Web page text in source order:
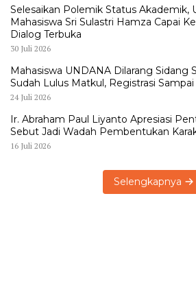
Selesaikan Polemik Status Akademik,
Mahasiswa Sri Sulastri Hamza Capai
Dialog Terbuka
30 Juli 2026
Mahasiswa UNDANA Dilarang Sidang
Sudah Lulus Matkul, Registrasi
24 Juli 2026
Ir. Abraham Paul Liyanto Apresiasi
Sebut Jadi Wadah Pembentukan
16 Juli 2026
Selengkapnya